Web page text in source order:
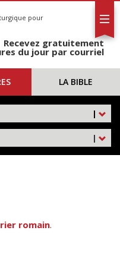
pour
Recevez gratuitement
du jour par courriel
LA BIBLE
|
|
romain.